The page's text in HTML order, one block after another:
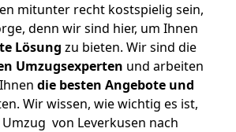
mitunter recht kostspielig sein,
denn wir sind hier, um Ihnen
Lösung zu bieten. Wir sind die
Umzugsexperten und arbeiten
die besten Angebote und
Wir wissen, wie wichtig es ist,
von Leverkusen nach